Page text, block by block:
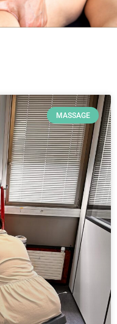
MASSAGE